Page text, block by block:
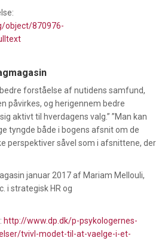
object/870976-
forståelse af nutidens samfund,
påvirkes, og herigennem bedre
aktivt til hverdagens valg.” ”Man kan
tyngde både i bogens afsnit om de
perspektiver såvel som i afsnittene, der
januar 2017 afMariam Mellouli,
i strategisk HR og
http://www.dp.dk/p-psykologernes-
tvivl-modet-til-at-vaelge-i-et-